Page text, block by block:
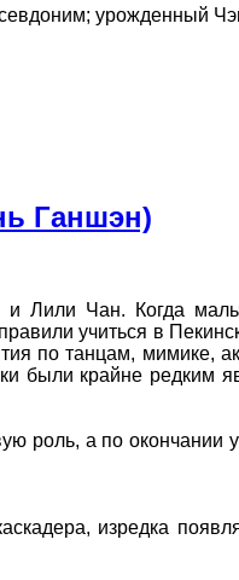
урожденный
Ганшэн)
Лили Чан. Когда
учиться в
по танцам, мимике,
были крайне редким
роль, а по окончании
изредка